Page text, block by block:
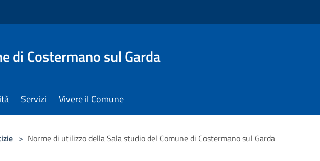
di Costermano sul Garda
Servizi Vivere il Comune
> Norme di utilizzo della Sala studio del Comune di Costermano sul Garda